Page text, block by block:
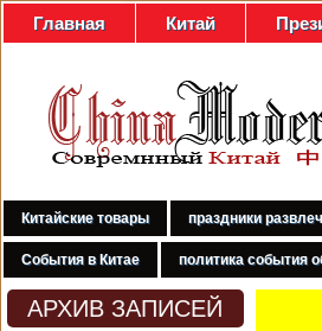
Главная Китай
Китайские товары праздники
События в Китае политика события
АРХИВ ЗАПИСЕЙ